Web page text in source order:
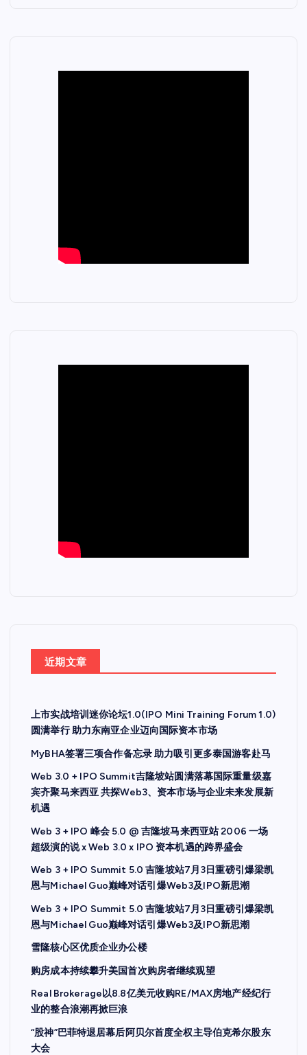
近期文章
上市实战培训迷你论坛1.0(IPO Mini Training Forum 1.0)
圆满举行 助力东南亚企业迈向国际资本市场
MyBHA签署三项合作备忘录 助力吸引更多泰国游客赴马
Web 3.0 + IPO Summit吉隆坡站圆满落幕国际重量级嘉
宾齐聚马来西亚 共探Web3、资本市场与企业未来发展新
机遇
Web 3 + IPO 峰会 5.0 @ 吉隆坡马来西亚站 2006 一场
超级演的说 x Web 3.0 x IPO 资本机遇的跨界盛会
Web 3 + IPO Summit 5.0 吉隆坡站7月3日重磅引爆梁凯
恩与Michael Guo巅峰对话引爆Web3及IPO新思潮
Web 3 + IPO Summit 5.0 吉隆坡站7月3日重磅引爆梁凯
恩与Michael Guo巅峰对话引爆Web3及IPO新思潮
雪隆核心区优质企业办公楼
购房成本持续攀升美国首次购房者继续观望
Real Brokerage以8.8亿美元收购RE/MAX房地产经纪行
业的整合浪潮再掀巨浪
“股神”巴菲特退居幕后阿贝尔首度全权主导伯克希尔股东
大会